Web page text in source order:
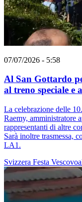
07/07/2026 - 5:58
Al San Gottardo
al treno speciale e
La celebrazione delle
Raemy, amministratore
rappresentanti di altre
Sarà inoltre trasmessa,
LA1.
Svizzera Festa